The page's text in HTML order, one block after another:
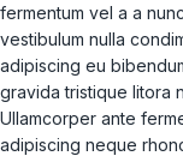
fermentum vel a a
vestibulum nulla
adipiscing eu
gravida tristique litora
Ullamcorper ante
adipiscing neque